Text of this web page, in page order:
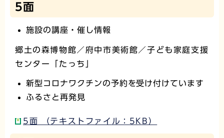
5面
施設の講座・催し情報
郷土の森博物館／府中市美術館／子ども家庭支援
センター「たっち」
新型コロナワクチンの予約を受け付けています
ふるさと再発見
5面 （テキストファイル：5KB）